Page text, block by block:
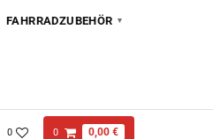
FAHRRADZUBEHÖR
0 0 0,00 €